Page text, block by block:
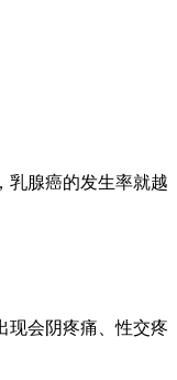
乳腺癌的发生率就越
现会阴疼痛、性交疼